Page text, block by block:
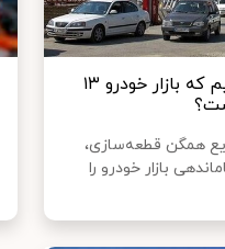
دهه ۷۰ چه کردیم که بازار خودرو ۱۳
همگن قطعه‌سازی،
بازار خودرو را